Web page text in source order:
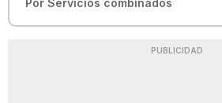
Por Servicios combinados
PUBLICIDAD